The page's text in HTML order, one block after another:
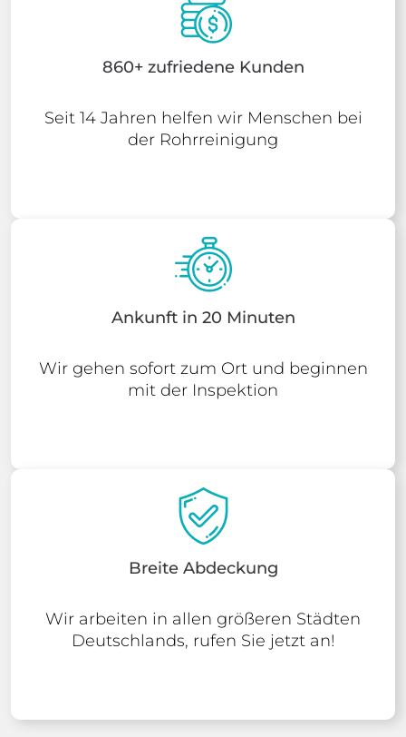
860+ zufriedene Kunden
Seit 14 Jahren helfen wir Menschen bei
der Rohrreinigung
Ankunft in 20 Minuten
Wir gehen sofort zum Ort und beginnen
mit der Inspektion
Breite Abdeckung
Wir arbeiten in allen größeren Städten
Deutschlands, rufen Sie jetzt an!